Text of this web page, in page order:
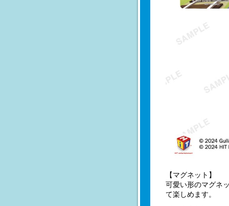
【マグネット】
可愛い形のマグネ
て楽しめます。